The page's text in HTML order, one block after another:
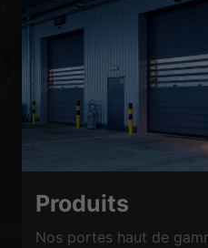
Produits
Nos portes haut de